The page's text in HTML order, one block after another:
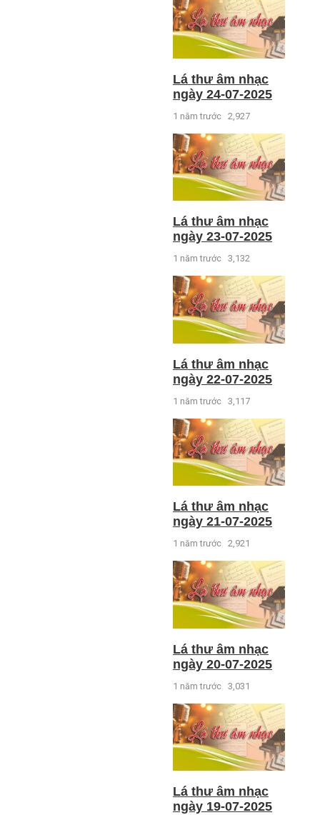
Lá thư âm nhạc
ngày 24-07-2025
1 năm trước 2,927
Lá thư âm nhạc
ngày 23-07-2025
1 năm trước 3,132
Lá thư âm nhạc
ngày 22-07-2025
1 năm trước 3,117
Lá thư âm nhạc
ngày 21-07-2025
1 năm trước 2,921
Lá thư âm nhạc
ngày 20-07-2025
1 năm trước 3,031
Lá thư âm nhạc
ngày 19-07-2025